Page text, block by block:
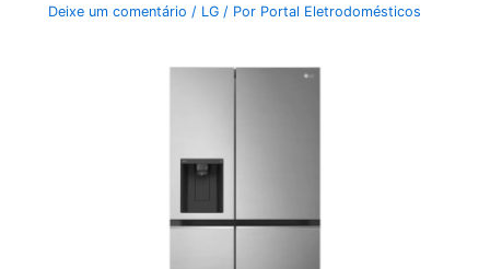
Deixe um comentário / LG / Por Portal Eletrodomésticos